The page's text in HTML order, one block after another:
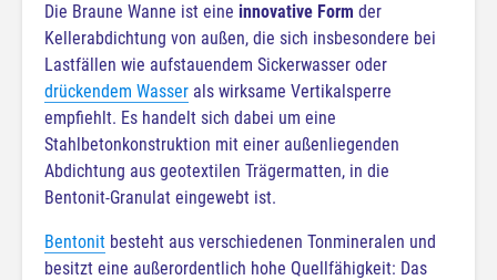
Die Braune Wanne ist eine innovative Form der
Kellerabdichtung von außen, die sich insbesondere bei
Lastfällen wie aufstauendem Sickerwasser oder
drückendem Wasser als wirksame Vertikalsperre
empfiehlt. Es handelt sich dabei um eine
Stahlbetonkonstruktion mit einer außenliegenden
Abdichtung aus geotextilen Trägermatten, in die
Bentonit-Granulat eingewebt ist.
Bentonit besteht aus verschiedenen Tonmineralen und
besitzt eine außerordentlich hohe Quellfähigkeit: Das